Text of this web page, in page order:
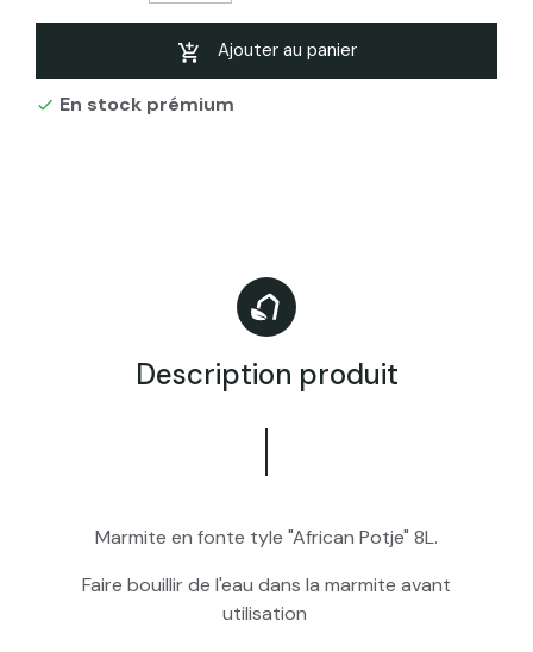
alimentaire de 8 litres
Marmite ou chaudron en fonte
Marmite ou chaudron en fonte
alimentaire de 16 litres
Ajouter au panier
 En stock prémium
Description produit
Marmite en fonte tyle "African Potje" 8L.
Faire bouillir de l'eau dans la marmite avant
utilisation